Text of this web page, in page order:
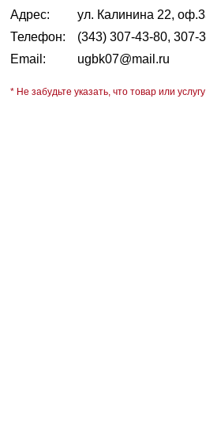
Адрес:
ул. Калинина 22,
Телефон:
(343) 307-43-80, 307-
Email:
ugbk07@mail.ru
* Не забудьте указать, что товар или